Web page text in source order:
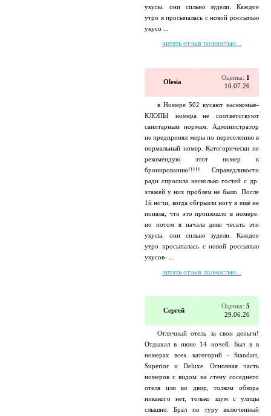
укусы. они сильно зудели. Каждое
утро я просыпалась с новой россыпью
укусо ...
читать отзыв полностью...
Olesia
Оценка: 1
10.07.26
в Номере 502 кусают насекомые-
КЛОПЫ номера не соответствуют
санитарным нормам. Администратор
не предпринял меры по переселению в
нормальный номер. Категорически не
рекомендую этот номер к
бронированию!!!!! Справедливости
ради спросила несколько гостей с др.
этажей у них проблем не было. После
1й ночи, когда обгрызли ногу я ещё не
поняла, что это произошло в номере.
но потом я начала дико чесать эти
укусы. они сильно зудели. Каждое
утро просыпалась с новой россыпью
укусов- ...
читать отзыв полностью...
Сергей
Оценка: 5
29.06.26
Отличный отель за свои деньги!
Отдыхал в июне 14 ночей. Был в в
номерах всех категорий - Standart,
Superior и Deluxe. Основная часть
номеров с видом на стену соседнего
отеля или во двор, толком обзора
никакого нет, только шум с улицы
слышно. Брал по туру включенный